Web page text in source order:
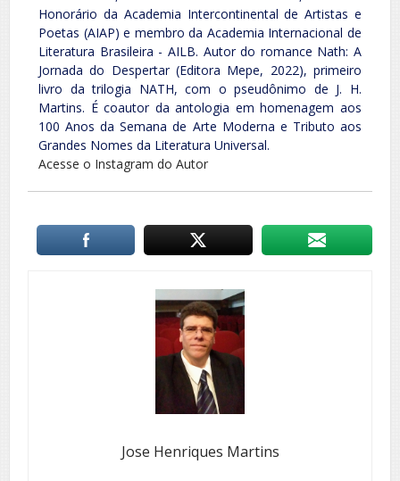
Honorário da Academia Intercontinental de Artistas e
Poetas (AIAP) e membro da Academia Internacional de
Literatura Brasileira - AILB. Autor do romance Nath: A
Jornada do Despertar (Editora Mepe, 2022), primeiro
livro da trilogia NATH, com o pseudônimo de J. H.
Martins. É coautor da antologia em homenagem aos
100 Anos da Semana de Arte Moderna e Tributo aos
Grandes Nomes da Literatura Universal.
Acesse o Instagram do Autor
Jose Henriques Martins